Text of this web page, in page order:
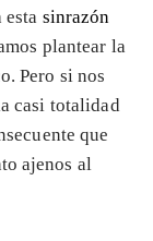
esta sinrazón
plantear la
Pero si nos
casi totalidad
que
ajenos al